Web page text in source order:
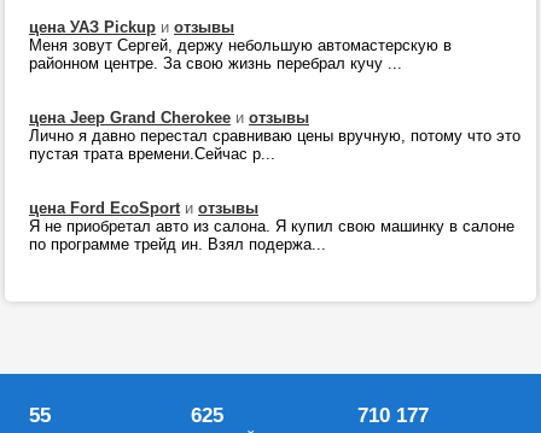
цена УАЗ Pickup и отзывы
Меня зовут Сергей, держу небольшую автомастерскую в
районном центре. За свою жизнь перебрал кучу ...
цена Jeep Grand Cherokee и отзывы
Лично я давно перестал сравниваю цены вручную, потому что это
пустая трата времени.Сейчас р...
цена Ford EcoSportи отзывы
Я не приобретал авто из салона. Я купил свою машинку в салоне
по программе трейд ин. Взял подержа...
55 625 710 177